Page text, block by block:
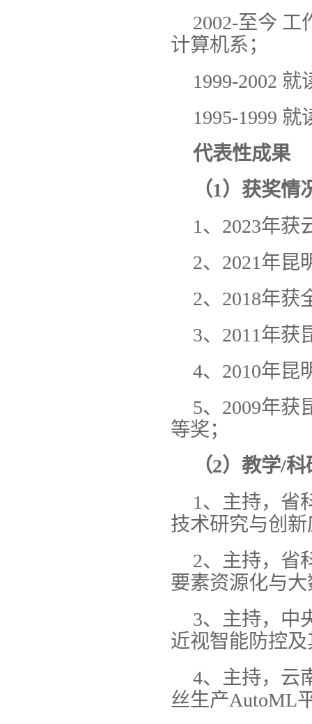
2002-至今
计算机系；
1999-2002
1995-1999
代表性成果
（1）获奖情
1、2023年获
2、2021年昆
2、2018年获
3、2011年获
4、2010年昆
5、2009年获
等奖；
（2）教学/
1、主持，省
技术研究与创
2、主持，省
要素资源化与
3、主持，中
近视智能防控
4、主持，云
丝生产AutoML